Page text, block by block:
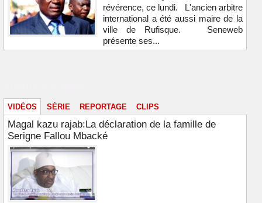
révérence, ce lundi. L'ancien arbitre
international a été aussi maire de la
ville de Rufisque. Seneweb
présente ses...
VIDÉOS SÉRIE REPORTAGE CLIPS
Magal kazu rajab:La déclaration de la famille de
Serigne Fallou Mbacké